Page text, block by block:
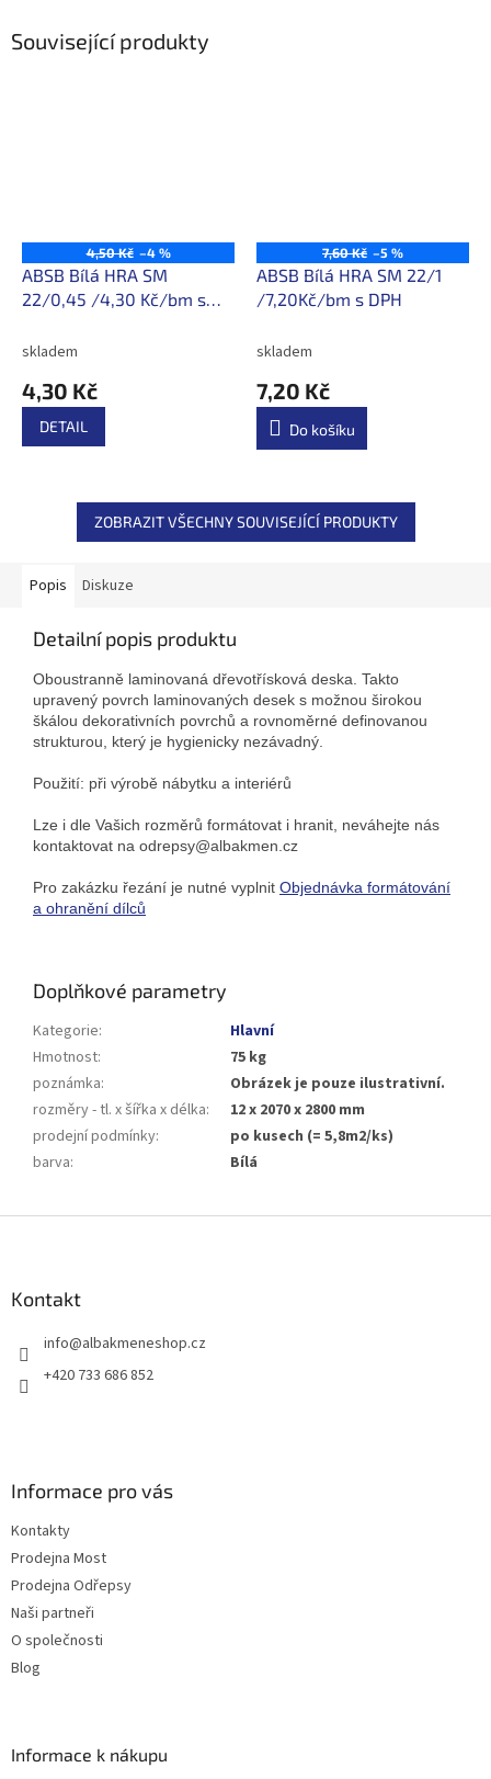
Související produkty
4,50 Kč –4 %
ABSB Bílá HRA SM
22/0,45 /4,30 Kč/bm s
skladem
4,30 Kč
DETAIL
7,60 Kč –5 %
ABSB Bílá HRA SM 22/1
/7,20Kč/bm s DPH
skladem
7,20 Kč
Do košíku
ZOBRAZIT VŠECHNY SOUVISEJÍCÍ PRODUKTY
Popis Diskuze
Detailní popis produktu
Oboustranně laminovaná dřevotřísková deska. Takto
upravený povrch laminovaných desek s možnou širokou
škálou dekorativních povrchů a rovnoměrné definovanou
strukturou, který je hygienicky nezávadný.
Použití: při výrobě nábytku a interiérů
Lze i dle Vašich rozměrů formátovat i hranit, neváhejte nás
kontaktovat na odrepsy@albakmen.cz
Pro zakázku řezání je nutné vyplnit Objednávka formátování
a ohranění dílců
Doplňkové parametry
Kategorie:
Hlavní
Hmotnost:
75 kg
poznámka:
Obrázek je pouze ilustrativní.
rozměry - tl. x šířka x délka:
12 x 2070 x 2800 mm
prodejní podmínky:
po kusech (= 5,8m2/ks)
barva: Bílá
Kontakt
info@albakmeneshop.cz
+420 733 686 852
Informace pro vás
Kontakty
Prodejna Most
Prodejna Odřepsy
Naši partneři
O společnosti
Blog
Informace k nákupu